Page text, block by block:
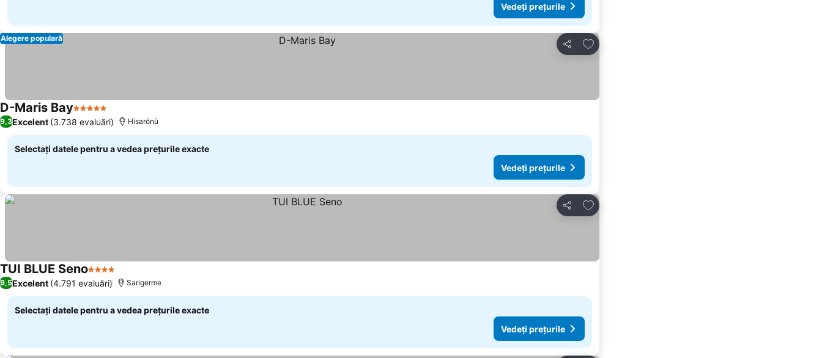
Vedeți prețurile
Distribuiți
Adăugaţi la favorite
Alegere populară
D-Maris Bay5 Stele Vedeți prețurile
9,3Excelent (3.738 evaluări) Hisarönü
Selectați datele pentru a vedea prețurile exacte
Vedeți prețurile
Distribuiți
Adăugaţi la favorite
TUI BLUE Seno4 SteleVedeți prețurile
9,5Excelent (4.791 evaluări) Sarigerme
Selectați datele pentru a vedea prețurile exacte
Vedeți prețurile